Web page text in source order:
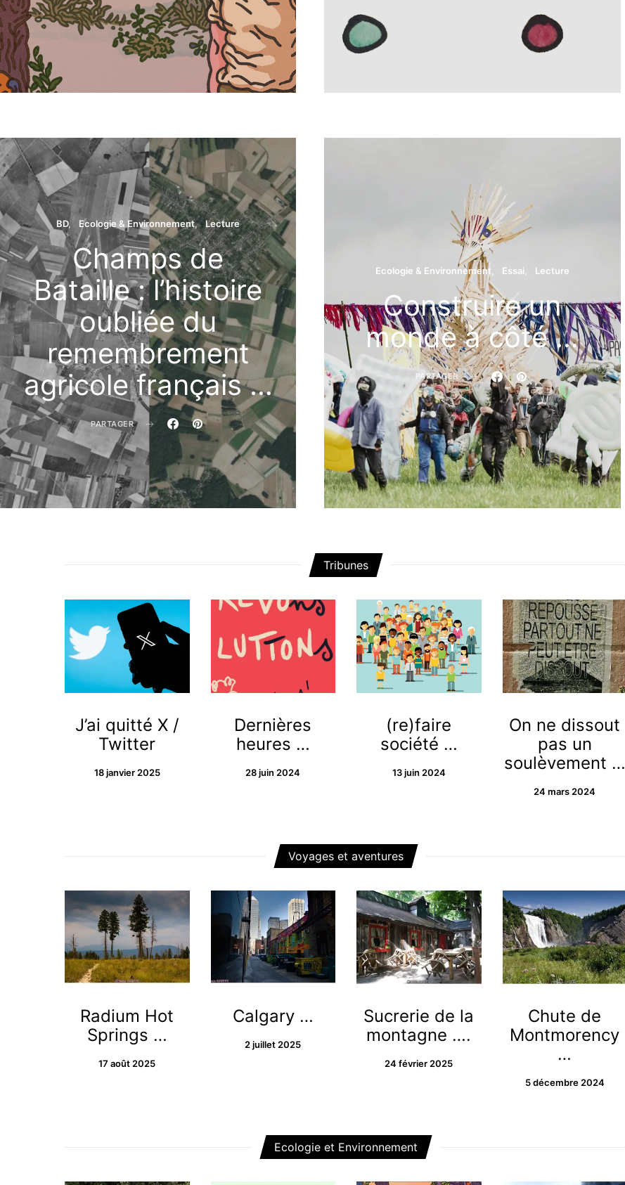
BD Ecologie & Environnement Lecture
Champs de
Bataille : l’histoire
oubliée du
remembrement
agricole français …
PARTAGER
Ecologie & Environnement Essai Lecture
Construire un
monde à côté …
PARTAGER
Tribunes
J’ai quitté X /
Twitter
18 janvier 2025
Dernières
heures …
28 juin 2024
(re)faire
société …
13 juin 2024
On ne dissout
pas un
soulèvement …
24 mars 2024
Voyages et aventures
Radium Hot
Springs …
17 août 2025
Calgary …
2 juillet 2025
Sucrerie de la
montagne ….
24 février 2025
Chute de
Montmorency
…
5 décembre 2024
Ecologie et Environnement